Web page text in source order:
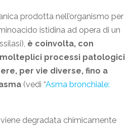
prodotta nell’organismo per
istidina ad opera di un
è coinvolta, con
processi patologici
per vie diverse, fino a
(vedi “Asma bronchiale:
degradata chimicamente